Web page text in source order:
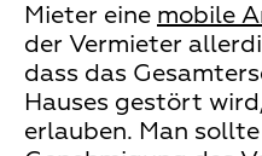
Mieter eine mobile
der Vermieter
dass das
Hauses gestört
erlauben. Man